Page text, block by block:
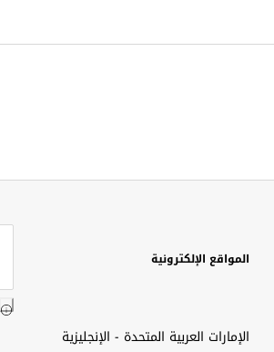
المواقع الإلكترونية
الإمارات العربية المتحدة - الإنجليزية